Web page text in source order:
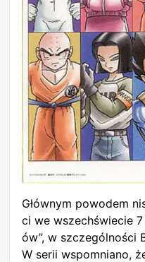
Głównym powodem
ci we wszechświecie
ów”, w szczególności
W serii wspomniano,